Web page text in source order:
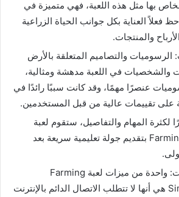
بها مثل هذه اللعبة، فهي متميزة في
فعلاً العناية بكل جوانب الحياة الزراعية
والمنتجات.
والتصاميم المتعلقة بالأرض
والشخصيات في اللعبة مدهشة ومثالية،
عنصرًا مهمًا، وقد كانت سببًا رائدًا في
على تقييمات عالية من قبل المستخدمين.
لكثرة المهام والتفاصيل، ستقوم لعبة
Farming Simulator 20 بتقديم جولة تعليمية سريعة بعد
اللعب بدون إنترنت: واحدة من ميزات لعبة Farming
Simulator 20 Apk هي أنها لا تتطلب الاتصال الدائم بالإنترنت